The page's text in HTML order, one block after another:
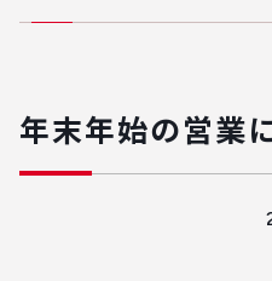
年末年始の営業